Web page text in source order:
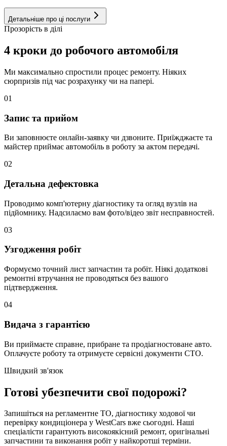
Детальніше про ці послуги
Прозорість в ділі
4 кроки до робочого автомобіля
Ми максимально спростили процес ремонту. Ніяких
сюрпризів під час розрахунку чи на папері.
01
Запис та прийом
Ви заповнюєте онлайн-заявку чи дзвоните. Приїжджаєте та
майстер приймає автомобіль в роботу за актом передачі.
02
Детальна дефектовка
Проводимо комп'ютерну діагностику та огляд вузлів на
підйомнику. Надсилаємо вам фото/відео звіт несправностей.
03
Узгодження робіт
Формуємо точний лист запчастин та робіт. Ніякі додаткові
ремонтні втручання не проводяться без вашого
підтвердження.
04
Видача з гарантією
Ви приймаєте справне, прибране та продіагностоване авто.
Оплачуєте роботу та отримуєте сервісні документи СТО.
Швидкий зв'язок
Готові убезпечити свої подорожі?
Запишіться на регламентне ТО, діагностику ходової чи
перевірку кондиціонера у WestCars вже сьогодні. Наші
спеціалісти гарантують високоякісний ремонт, оригінальні
запчастини та виконання робіт у найкоротші терміни.